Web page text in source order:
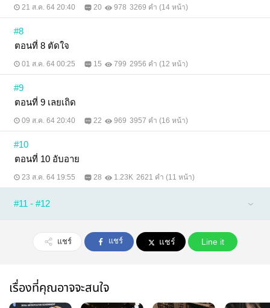
21 ส.ค. 64 20:40 20 978 3269 คำ (14 หน้า)
#8
ตอนที่ 8 ตัดใจ
01 ส.ค. 64 00:25 15 799 2956 คำ (12 หน้า)
#9
ตอนที่ 9 เลยเถิด
09 ส.ค. 64 20:40 22 969 3957 คำ (16 หน้า)
#10
ตอนที่ 10 อับอาย
23 ส.ค. 64 19:55 28 1.23K 2621 คำ (11 หน้า)
#11 - #12
แชร์ แชร์ แชร์ Line it
เรื่องที่คุณอาจจะสนใจ